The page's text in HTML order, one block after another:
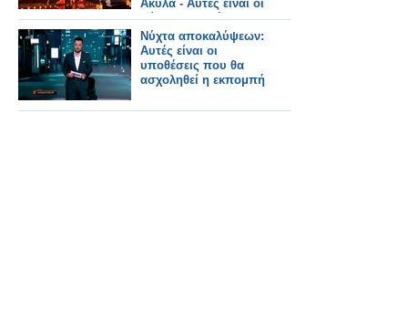
Ακύλα - Αυτές είναι οι
χώρες που πέρασαν
Νύχτα αποκαλύψεων:
Αυτές είναι οι
υποθέσεις που θα
ασχοληθεί η εκπομπή